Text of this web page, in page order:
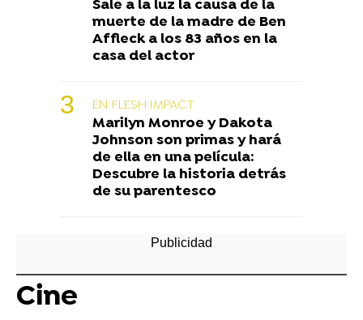
Sale a la luz la causa de la
muerte de la madre de Ben
Affleck a los 83 años en la
casa del actor
EN FLESH IMPACT
Marilyn Monroe y Dakota
Johnson son primas y hará
de ella en una película:
Descubre la historia detrás
de su parentesco
Cine